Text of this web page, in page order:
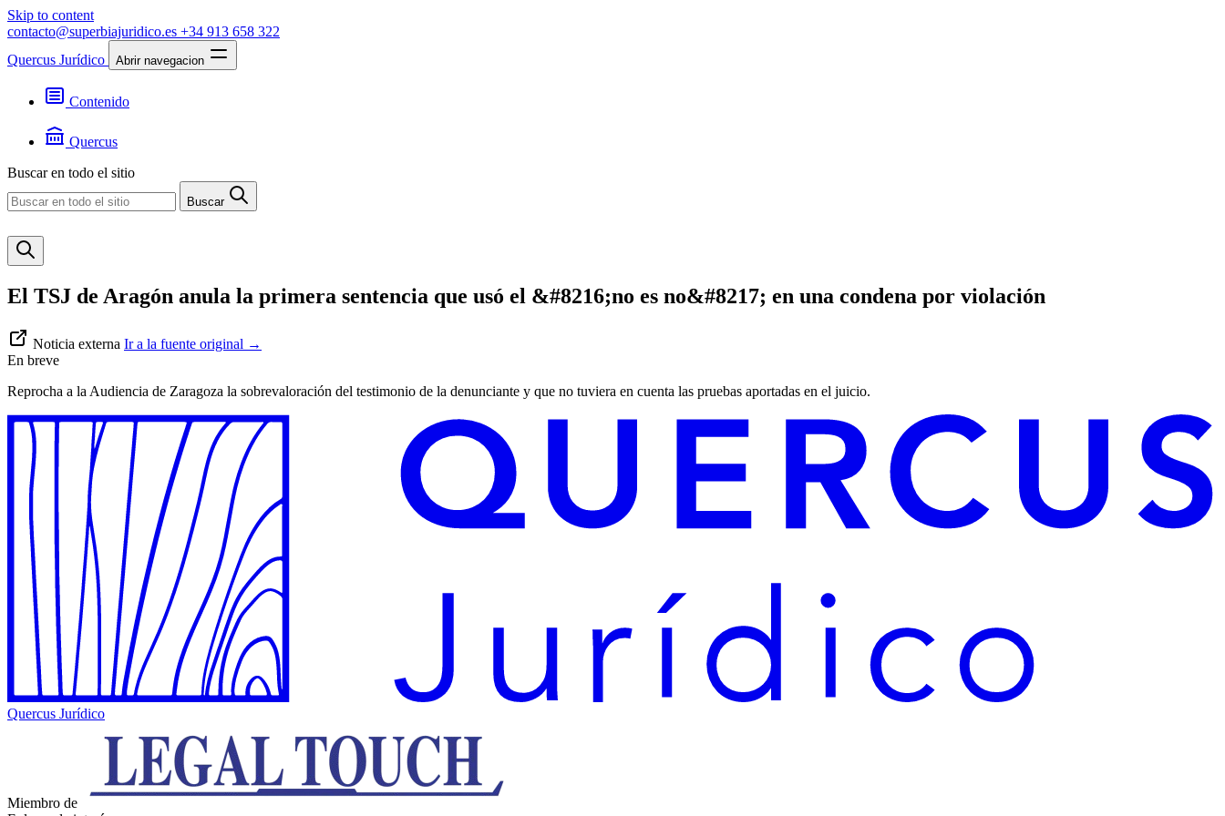
Skip to content
contacto@superbiajuridico.es +34 913 658 322
Quercus Jurídico
Abrir navegacion
Contenido
Noticias
Quercus
Contacto
Buscar en todo el sitio
Buscar
El TSJ de Aragón anula la primera sentencia que usó el &#8216;no es no&#8217; en una condena por violación
Noticia externa Ir a la fuente original →
En breve
Reprocha a la Audiencia de Zaragoza la sobrevaloración del testimonio de la denunciante y que no tuviera en cuenta las pruebas aportadas en el juicio.
Quercus Jurídico
Miembro de